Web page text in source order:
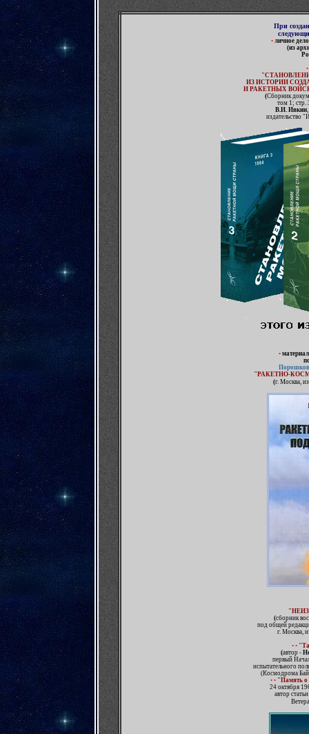
При
• личное дело
(из
•
ИЗ ИСТОРИИ
И РАКЕТНЫХ
(Сборник
том 1; стр.
В.И. Ивкин,
издательство
•
"РАКЕТНО-
(г. Москва,
(сборник
под общей
г. Москва,
• •
(автор -
первый
испытательного
(Космодрома
• • "Память о
24 октября
автор